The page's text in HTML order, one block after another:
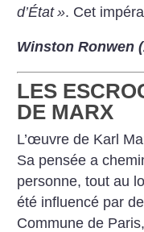
d’État ». Cet
Winston Ronwen
LES
DE MARX
L’œuvre de Karl
Sa pensée a
personne, tout au
été influencé par
Commune de